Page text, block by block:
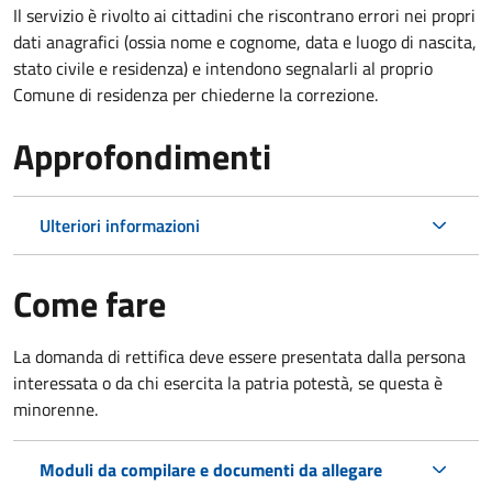
Il servizio è rivolto ai cittadini che riscontrano errori nei propri
dati anagrafici (ossia nome e cognome, data e luogo di nascita,
stato civile e residenza) e intendono segnalarli al proprio
Comune di residenza per chiederne la correzione.
Approfondimenti
Ulteriori informazioni
Come fare
La domanda di rettifica deve essere presentata dalla persona
interessata oda chi esercita la patria potestà, se questa è
minorenne.
Moduli da compilare e documenti da allegare